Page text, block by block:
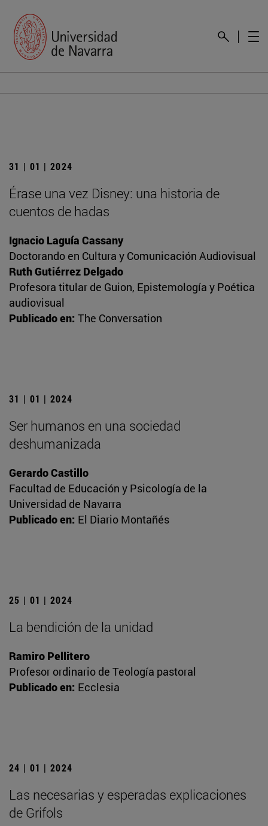
31 | 01 | 2024
Érase una vez Disney: una historia de
cuentos de hadas
Ignacio Laguía Cassany
Doctorando en Cultura y Comunicación Audiovisual
Ruth Gutiérrez Delgado
Profesora titular de Guion, Epistemología y Poética
audiovisual
Publicado en: The Conversation
31 | 01 | 2024
Ser humanos en una sociedad
deshumanizada
Gerardo Castillo
Facultad de Educación y Psicología de la
Universidad de Navarra
Publicado en: El Diario Montañés
25 | 01 | 2024
La bendición de la unidad
Ramiro Pellitero
Profesor ordinario de Teología pastoral
Publicado en: Ecclesia
24 | 01 | 2024
Las necesarias y esperadas explicaciones
de Grifols